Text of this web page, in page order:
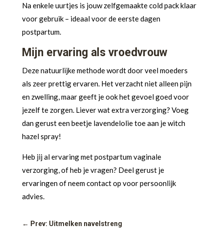
Na enkele uurtjes is jouw zelfgemaakte cold pack klaar
voor gebruik – ideaal voor de eerste dagen
postpartum.
Mijn ervaring als vroedvrouw
Deze natuurlijke methode wordt door veel moeders
als zeer prettig ervaren. Het verzacht niet alleen pijn
en zwelling, maar geeft je ook het gevoel goed voor
jezelf te zorgen. Liever wat extra verzorging? Voeg
dan gerust een beetje lavendelolie toe aan je witch
hazel spray!
Heb jij al ervaring met postpartum vaginale
verzorging, of heb je vragen? Deel gerust je
ervaringen of neem contact op voor persoonlijk
advies.
← Prev: Uitmelken navelstreng